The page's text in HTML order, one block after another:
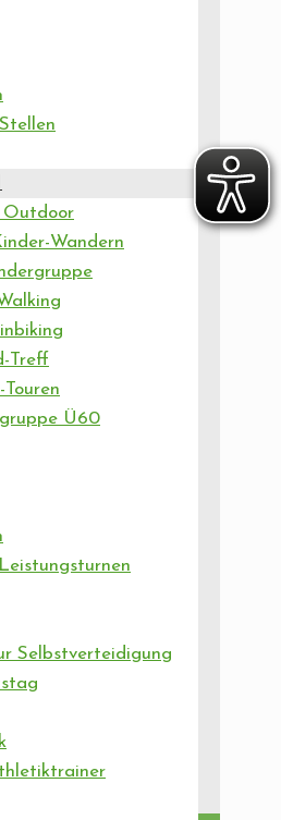
Outdoor
Wandern
Treff
Touren
Ü60
Selbstverteidigung